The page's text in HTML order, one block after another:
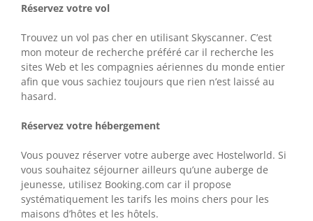
Réservez votre vol
Trouvez un vol pas cher en utilisant Skyscanner. C’est
mon moteur de recherche préféré car il recherche les
sites Web et les compagnies aériennes du monde entier
afin que vous sachiez toujours que rien n’est laissé au
hasard.
Réservez votre hébergement
Vous pouvez réserver votre auberge avec Hostelworld. Si
vous souhaitez séjourner ailleurs qu’une auberge de
jeunesse, utilisez Booking.com car il propose
systématiquement les tarifs les moins chers pour les
maisons d’hôtes et les hôtels.